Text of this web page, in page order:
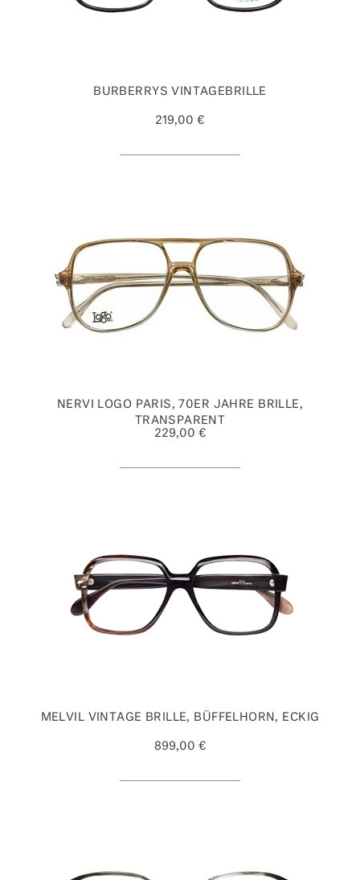
BURBERRYS VINTAGEBRILLE
219,00 €
NERVI LOGO PARIS, 70ER JAHRE BRILLE,
TRANSPARENT
229,00 €
MELVIL VINTAGE BRILLE, BÜFFELHORN, ECKIG
899,00 €